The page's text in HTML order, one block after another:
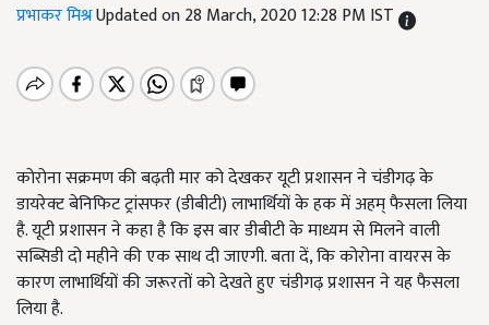
प्रभाकर मिश्रUpdated on 28 March, 2020 12:28 PM IST
कोरोना सक्रमण की बढ़ती मार को देखकर यूटी प्रशासन ने चंडीगढ़ के
डायरेक्ट बेनिफिट ट्रांसफर (डीबीटी) लाभार्थियों के हक में अहम् फैसला लिया
है. यूटी प्रशासन ने कहा है कि इस बार डीबीटी के माध्यम से मिलने वाली
सब्सिडी दो महीने की एक साथ दी जाएगी. बता दें, कि कोरोना वायरस के
कारण लाभार्थियों की जरूरतों को देखते हुए चंडीगढ़ प्रशासन ने यह फैसला
लिया है.